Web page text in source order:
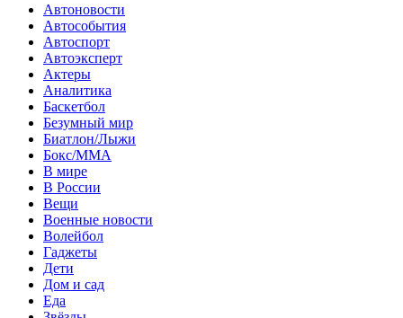
Автоновости
Автособытия
Автоспорт
Автоэксперт
Актеры
Аналитика
Баскетбол
Безумный мир
Биатлон/Лыжи
Бокс/MMA
В мире
В России
Вещи
Военные новости
Волейбол
Гаджеты
Дети
Дом и сад
Еда